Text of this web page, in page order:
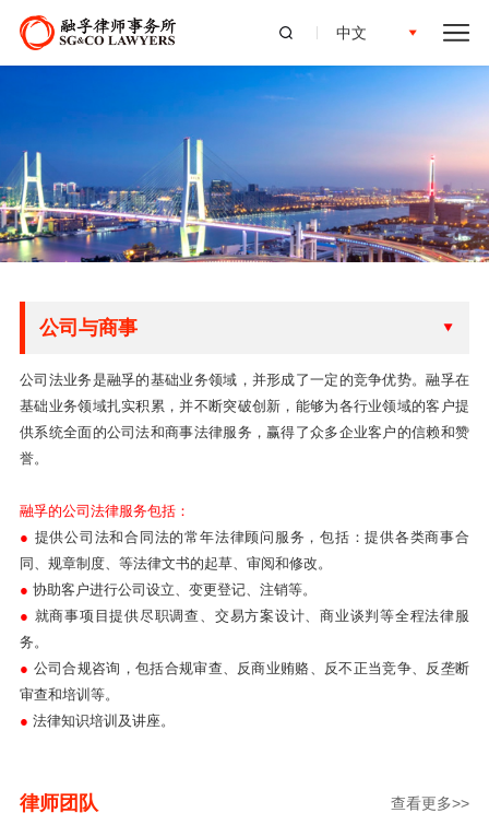
中文
公司与商事
公司法业务是融孚的基础业务领域，并形成了一定的竞争优势。融孚在
基础业务领域扎实积累，并不断突破创新，能够为各行业领域的客户提
供系统全面的公司法和商事法律服务，赢得了众多企业客户的信赖和赞
誉。
融孚的公司法律服务包括：
● 提供公司法和合同法的常年法律顾问服务，包括：提供各类商事合
同、规章制度、等法律文书的起草、审阅和修改。
● 协助客户进行公司设立、变更登记、注销等。
● 就商事项目提供尽职调查、交易方案设计、商业谈判等全程法律服
务。
● 公司合规咨询，包括合规审查、反商业贿赂、反不正当竞争、反垄断
审查和培训等。
● 法律知识培训及讲座。
律师团队 查看更多>>